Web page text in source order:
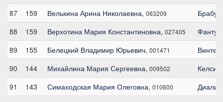
87
159 Велькина Арина Николаевна, 063209
88
159 Верхотина Мария Константиновна, 027405 Фантус
89
155 Белецкий Владимир Юрьевич, 001471
90
144 Михайлина Мария Сергеевна, 009502 Келси
91 143 Симаходская Мария Олеговна, 010600